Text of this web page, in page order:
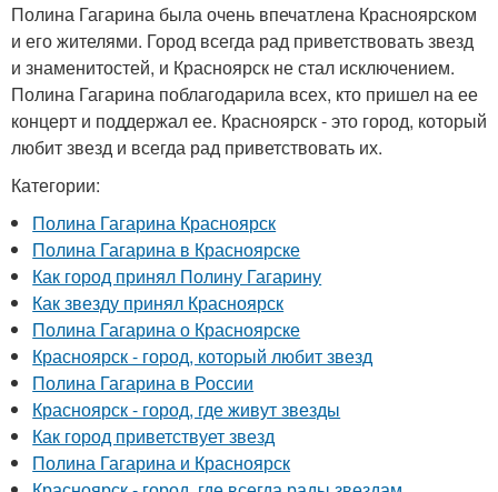
Полина Гагарина была очень впечатлена Красноярском
и его жителями. Город всегда рад приветствовать звезд
и знаменитостей, и Красноярск не стал исключением.
Полина Гагарина поблагодарила всех, кто пришел на ее
концерт и поддержал ее. Красноярск - это город, который
любит звезд и всегда рад приветствовать их.
Категории:
Полина Гагарина Красноярск
Полина Гагарина в Красноярске
Как город принял Полину Гагарину
Как звезду принял Красноярск
Полина Гагарина о Красноярске
Красноярск - город, который любит звезд
Полина Гагарина в России
Красноярск - город, где живут звезды
Как город приветствует звезд
Полина Гагарина и Красноярск